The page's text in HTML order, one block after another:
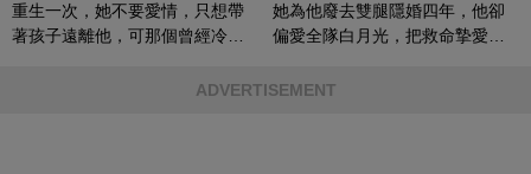
重生一次，她不要愛情，只想帶
著孩子遠離他，可那個曾經冷漠
她為他廢去雙腿隱婚四年，他卻
偏愛全隊白月光，把救命摯愛當
ADVERTISEMENT